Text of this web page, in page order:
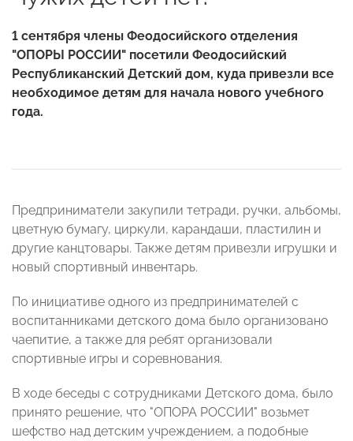
1 сентября члены Феодосийского отделения
"ОПОРЫ РОССИИ" посетили Феодосийский
Республиканский Детский дом, куда привезли все
необходимое детям для начала нового учебного
года.
Предприниматели закупили тетради, ручки, альбомы,
цветную бумагу, циркули, карандаши, пластилин и
другие канцтовары. Также детям привезли игрушки и
новый спортивный инвентарь.
По инициативе одного из предпринимателей с
воспитанниками детского дома было организовано
чаепитие, а также для ребят организовали
спортивные игры и соревнования.
В ходе беседы с сотрудниками Детского дома, было
принято решение, что "ОПОРА РОССИИ" возьмет
шефство над детским учреждением, а подобные